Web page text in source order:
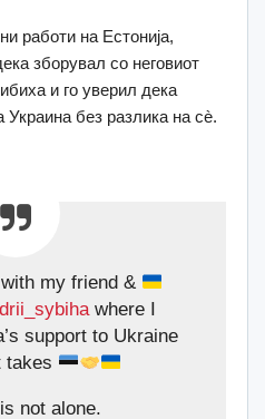
работи на Естонија,
зборувал со неговиот
и го уверил дека
Украина без разлика на сè.
my friend &
where I
support to Ukraine
takes
not alone.